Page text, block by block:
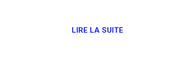
LIRE LA SUITE